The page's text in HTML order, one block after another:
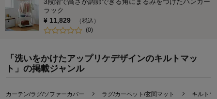
ラック
¥ 11,829
（税込）
(0)
「洗いをかけたアップリケデザインのキルトマッ
ト」の掲載ジャンル
カーテン/ラグ/ソファーカバー ラグ/カーペット/玄関マット キルトラ